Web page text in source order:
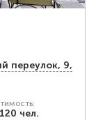
переулок, 9,
чел.